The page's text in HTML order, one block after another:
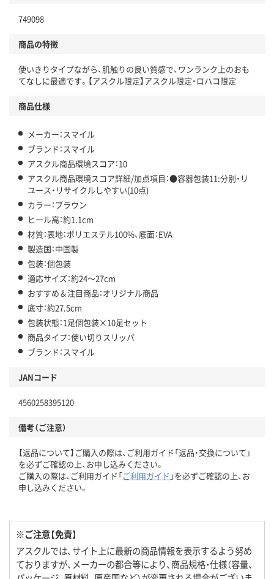
仕組
この商品の環境配慮ポイントです。下記商品詳細「
アスクル商品環境スコア詳細／加点項目
」で確認できます。
749098
商品の特徴
使いきりタイプながら、肌触りの良い質感で、ワンランク上のおも
てなしに最適です。【アスクル限定】アスクル限定・ロハコ限定
商品仕様
メーカー：スマイル
ブランド：スマイル
アスクル商品環境スコア：10
アスクル商品環境スコア詳細/加点項目：●容器包装11:分別・リ
ユース・リサイクルしやすい(10点)
カラー：ブラウン
ヒール高：約1.1cm
材質：表地：ポリエステル100%、底面：EVA
製造国：中国製
包装：個包装
適応サイズ：約24～27cm
おすすめ＆注目商品：オリジナル商品
底寸：約27.5cm
包装状態：1足個包装×10足セット
商品タイプ：使い切りスリッパ
ブランド：スマイル
JANコード
4560258395120
備考（ご注意）
【返品について】ご購入の際は、ご利用ガイド「返品・交換について」
を必ずご確認の上、お申し込みください。
ご購入の際は、ご利用ガイド「ご利用ガイド 」を必ずご確認の上、お
申し込みください。
※ご注意【免責】
アスクルでは、サイト上に最新の商品情報を表示するよう努め
ておりますが、メーカーの都合等により、商品規格・仕様（容量、